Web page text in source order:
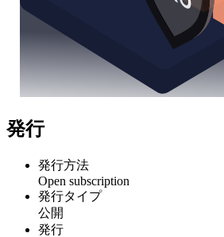
発行
発行方法
Open subscription
発行タイプ
公開
発行